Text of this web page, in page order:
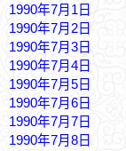
1990年7月1日
1990年7月2日
1990年7月3日
1990年7月4日
1990年7月5日
1990年7月6日
1990年7月7日
1990年7月8日